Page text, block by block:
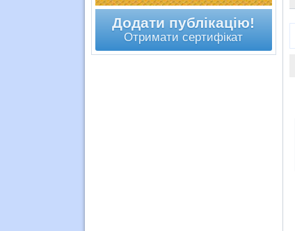
Додати публікацію!
Отримати сертифікат